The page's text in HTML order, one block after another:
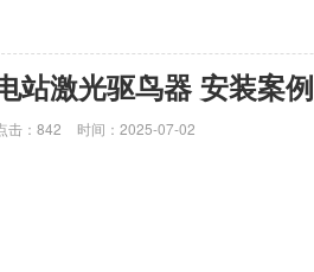
站激光驱鸟器 安装案例
击：842 时间：2025-07-02